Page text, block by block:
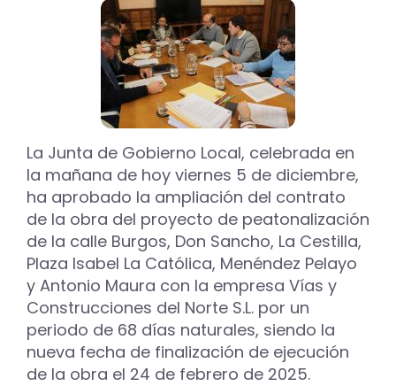
entidades
programas
en
materia
de
igualdad
por
18.349
euros
La Junta de Gobierno Local, celebrada en
la mañana de hoy viernes 5 de diciembre,
ha aprobado la ampliación del contrato
de la obra del proyecto de peatonalización
de la calle Burgos, Don Sancho, La Cestilla,
Plaza Isabel La Católica, Menéndez Pelayo
y Antonio Maura con la empresa Vías y
Construcciones del Norte S.L. por un
periodo de 68 días naturales, siendo la
nueva fecha de finalización de ejecución
de la obra el 24 de febrero de 2025.